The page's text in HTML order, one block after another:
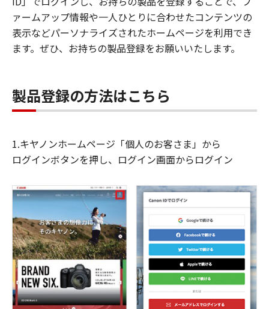
ァームアップ情報や一人ひとりに合わせたコンテンツの
表示などパーソナライズされたホームページを利用でき
ます。ぜひ、お持ちの製品登録をお願いいたします。
製品登録の方法はこちら
1.キヤノンホームページ「個人のお客さま」から
ログインボタンを押し、ログイン画面からログイン